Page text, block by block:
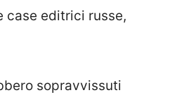
case editrici russe,
sopravvissuti